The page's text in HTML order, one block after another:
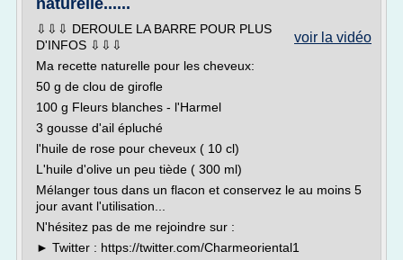
naturelle......
voir la vidéo
⇩⇩⇩ DEROULE LA BARRE POUR PLUS
D'INFOS ⇩⇩⇩
Ma recette naturelle pour les cheveux:
50 g de clou de girofle
100 g Fleurs blanches - l'Harmel
3 gousse d'ail épluché
l'huile de rose pour cheveux ( 10 cl)
L'huile d'olive un peu tiède ( 300 ml)
Mélanger tous dans un flacon et conservez le au moins 5
jour avant l'utilisation...
N'hésitez pas de me rejoindre sur :
► Twitter : https://twitter.com/Charmeoriental1